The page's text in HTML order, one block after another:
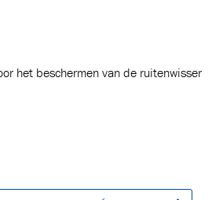
het beschermen van de ruitenwisser